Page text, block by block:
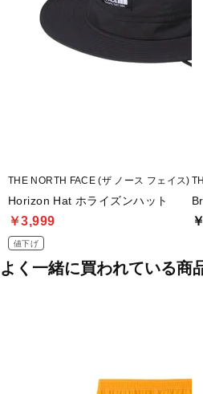
■生産国：ベトナム
■2026 Spring＆Summer モデル
※ブラウザやお使いのモニター環境に
THE NORTH FACE (ザ ノース フェイス)
Horizon Hat ホライズンハット
￥3,999
値下げ
よく一緒に買われている商